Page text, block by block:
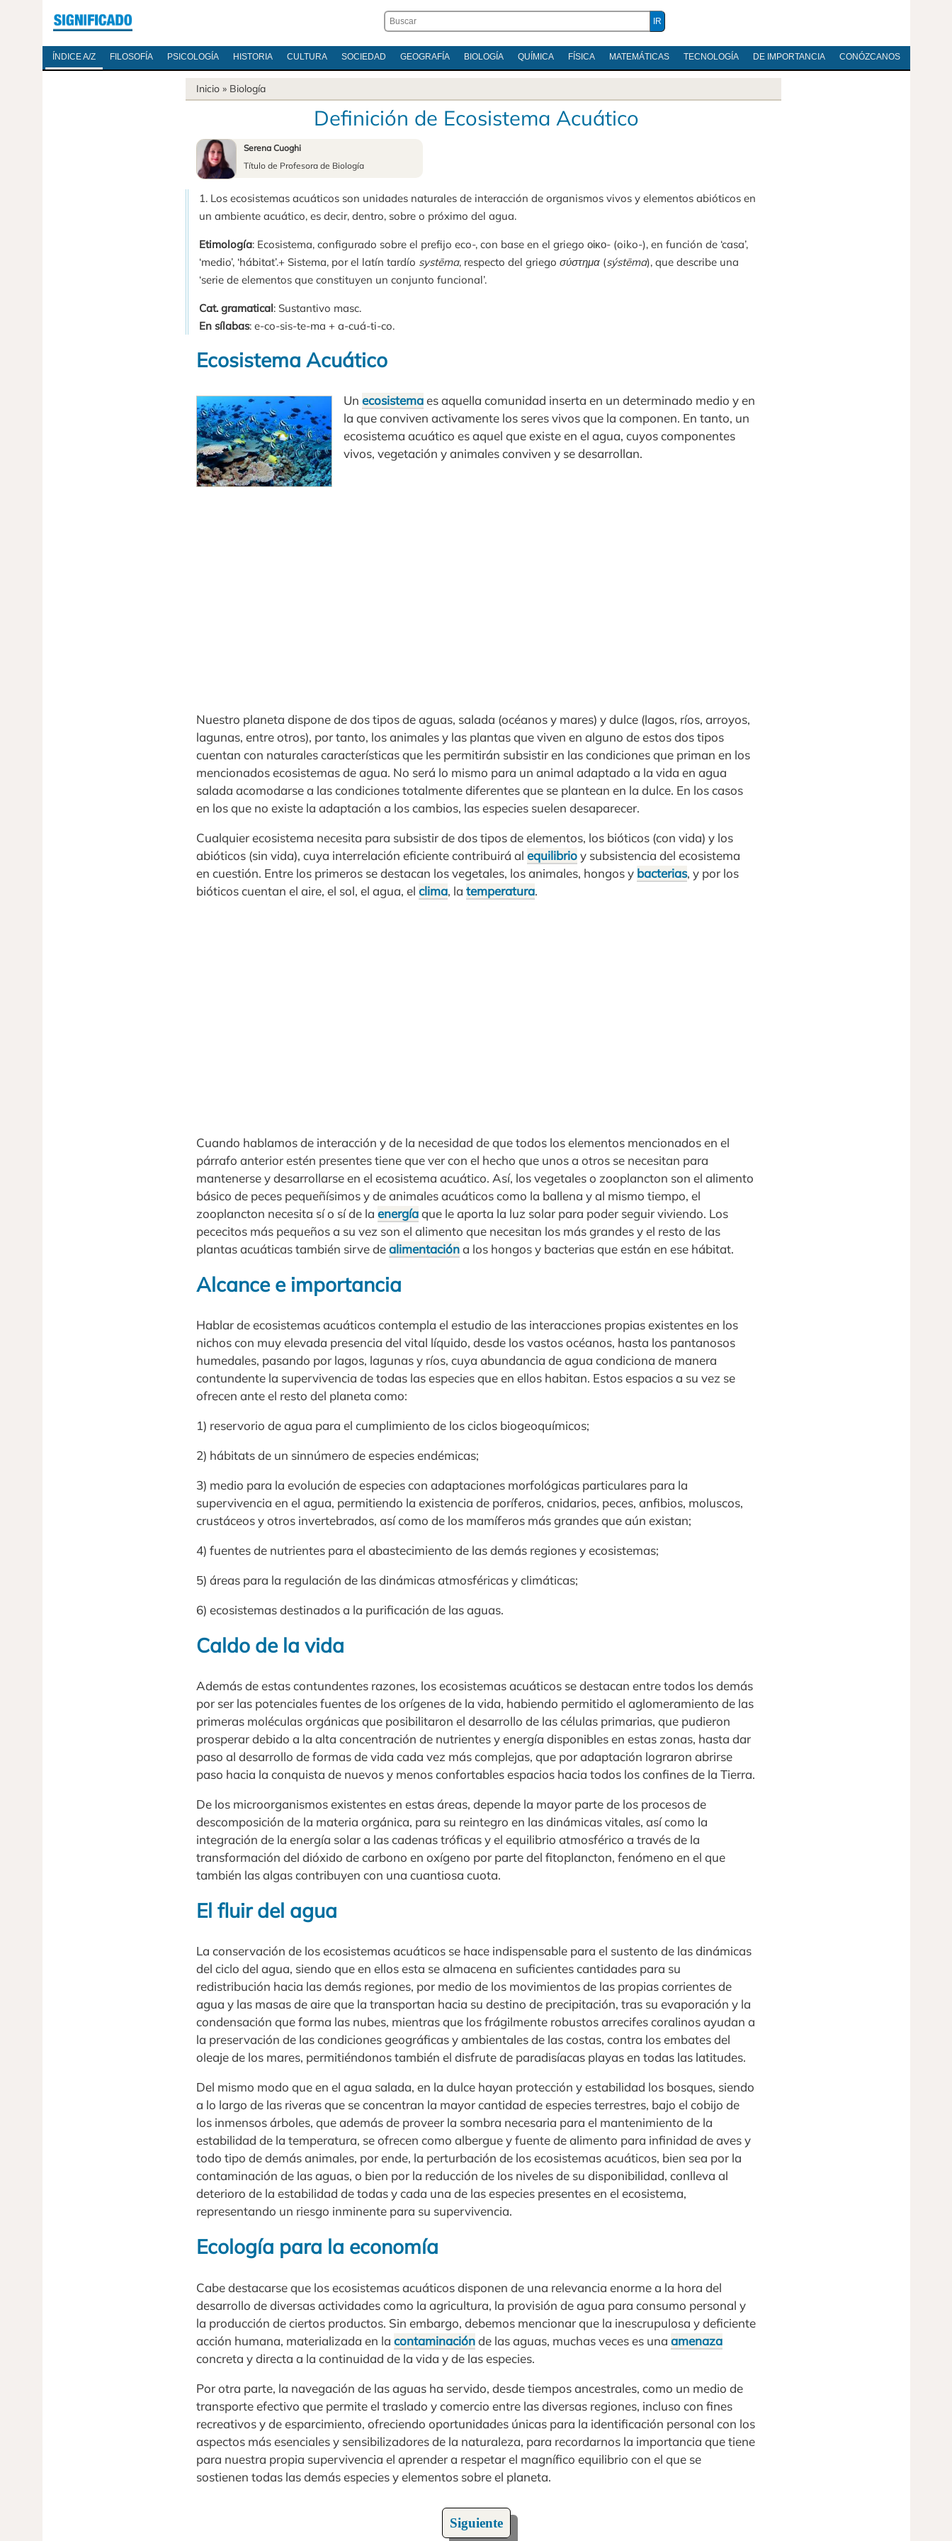
ÍNDICE A/Z FILOSOFÍA PSICOLOGÍA HISTORIA CULTURA SOCIEDAD GEOGRAFÍA BIOLOGÍA QUÍMICA FÍSICA MATEMÁTICAS TECNOLOGÍA DE IMPORTANCIA CONÓZCANOS
Inicio » Biología
Definición de Ecosistema Acuático
Serena Cuoghi
Título de Profesora de Biología
1. Los ecosistemas acuáticos son unidades naturales de interacción de organismos vivos y elementos abióticos en
un ambiente acuático, es decir, dentro, sobre o próximo del agua.
Etimología: Ecosistema, configurado sobre el prefijo eco-, con base en el griego οἰκο- (oiko-), en función de ‘casa’,
‘medio’, ‘hábitat’.+ Sistema, por el latín tardío systēma, respecto del griego σύστημα (sýstēma), que describe una
‘serie de elementos que constituyen un conjunto funcional’.
Cat. gramatical: Sustantivo masc.
En sílabas: e-co-sis-te-ma + a-cuá-ti-co.
Ecosistema Acuático
Un ecosistemaes aquella comunidad inserta en un determinado medio y en
la que conviven activamente los seres vivos que la componen. En tanto, un
ecosistema acuático es aquel que existe en el agua, cuyos componentes
vivos, vegetación y animales conviven y se desarrollan.
Nuestro planeta dispone de dos tipos de aguas, salada (océanos y mares) y dulce (lagos, ríos, arroyos,
lagunas, entre otros), por tanto, los animales y las plantas que viven en alguno de estos dos tipos
cuentan con naturales características que les permitirán subsistir en las condiciones que priman en los
mencionados ecosistemas de agua. No será lo mismo para un animal adaptado a la vida en agua
salada acomodarse a las condiciones totalmente diferentes que se plantean en la dulce. En los casos
en los que no existe la adaptación a los cambios, las especies suelen desaparecer.
Cualquier ecosistema necesita para subsistir de dos tipos de elementos, los bióticos (con vida) y los
abióticos (sin vida), cuya interrelación eficiente contribuirá al equilibrioy subsistencia del ecosistema
en cuestión. Entre los primeros se destacan los vegetales, los animales, hongos y bacterias, y por los
bióticos cuentan el aire, el sol, el agua, el clima, la temperatura.
Cuando hablamos de interacción y de la necesidad de que todos los elementos mencionados en el
párrafo anterior estén presentes tiene que ver con el hecho que unos a otros se necesitan para
mantenerse y desarrollarse en el ecosistema acuático. Así, los vegetales o zooplancton son el alimento
básico de peces pequeñísimos y de animales acuáticos como la ballena y al mismo tiempo, el
zooplancton necesita sí o sí de la energíaque le aporta la luz solar para poder seguir viviendo. Los
pececitos más pequeños a su vez son el alimento que necesitan los más grandes y el resto de las
plantas acuáticas también sirve dealimentacióna los hongos y bacterias que están en ese hábitat.
Alcance e importancia
Hablar de ecosistemas acuáticos contempla el estudio de las interacciones propias existentes en los
nichos con muy elevada presencia del vital líquido, desde los vastos océanos, hasta los pantanosos
humedales, pasando por lagos, lagunas y ríos, cuya abundancia de agua condiciona de manera
contundente la supervivencia de todas las especies que en ellos habitan. Estos espacios a su vez se
ofrecen ante el resto del planeta como:
1) reservorio de agua para el cumplimiento de los ciclos biogeoquímicos;
2) hábitats de un sinnúmero de especies endémicas;
3) medio para la evolución de especies con adaptaciones morfológicas particulares para la
supervivencia en el agua, permitiendo la existencia de poríferos, cnidarios, peces, anfibios, moluscos,
crustáceos y otros invertebrados, así como de los mamíferos más grandes que aún existan;
4) fuentes de nutrientes para el abastecimiento de las demás regiones y ecosistemas;
5) áreas para la regulación de las dinámicas atmosféricas y climáticas;
6) ecosistemas destinados a la purificación de las aguas.
Caldo de la vida
Además de estas contundentes razones, los ecosistemas acuáticos se destacan entre todos los demás
por ser las potenciales fuentes de los orígenes de la vida, habiendo permitido el aglomeramiento de las
primeras moléculas orgánicas que posibilitaron el desarrollo de las células primarias, que pudieron
prosperar debido a la alta concentración de nutrientes y energía disponibles en estas zonas, hasta dar
paso al desarrollo de formas de vida cada vez más complejas, que por adaptación lograron abrirse
paso hacia la conquista de nuevos y menos confortables espacios hacia todos los confines de la Tierra.
De los microorganismos existentes en estas áreas, depende la mayor parte de los procesos de
descomposición de la materia orgánica, para su reintegro en las dinámicas vitales, así como la
integración de la energía solar a las cadenas tróficas y el equilibrio atmosférico a través de la
transformación del dióxido de carbono en oxígeno por parte del fitoplancton, fenómeno en el que
también las algas contribuyen con una cuantiosa cuota.
El fluir del agua
La conservación de los ecosistemas acuáticos se hace indispensable para el sustento de las dinámicas
del ciclo del agua, siendo que en ellos esta se almacena en suficientes cantidades para su
redistribución hacia las demás regiones, por medio de los movimientos de las propias corrientes de
agua y las masas de aire que la transportan hacia su destino de precipitación, tras su evaporación y la
condensación que forma las nubes, mientras que los frágilmente robustos arrecifes coralinos ayudan a
la preservación de las condiciones geográficas y ambientales de las costas, contra los embates del
oleaje de los mares, permitiéndonos también el disfrute de paradisíacas playas en todas las latitudes.
Del mismo modo que en el agua salada, en la dulce hayan protección y estabilidad los bosques, siendo
a lo largo de las riveras que se concentran la mayor cantidad de especies terrestres, bajo el cobijo de
los inmensos árboles, que además de proveer la sombra necesaria para el mantenimiento de la
estabilidad de la temperatura, se ofrecen como albergue y fuente de alimento para infinidad de aves y
todo tipo de demás animales, por ende, la perturbación de los ecosistemas acuáticos, bien sea por la
contaminación de las aguas, o bien por la reducción de los niveles de su disponibilidad, conlleva al
deterioro de la estabilidad de todas y cada una de las especies presentes en el ecosistema,
representando un riesgo inminente para su supervivencia.
Ecología para la economía
Cabe destacarse que los ecosistemas acuáticos disponen de una relevancia enorme a la hora del
desarrollo de diversas actividades como la agricultura, la provisión de agua para consumo personal y
la producción de ciertos productos. Sin embargo, debemos mencionar que la inescrupulosa y deficiente
acción humana, materializada en la contaminaciónde las aguas, muchas veces es una amenaza
concreta y directa a la continuidad de la vida y de las especies.
Por otra parte, la navegación de las aguas ha servido, desde tiempos ancestrales, como un medio de
transporte efectivo que permite el traslado y comercio entre las diversas regiones, incluso con fines
recreativos y de esparcimiento, ofreciendo oportunidades únicas para la identificación personal con los
aspectos más esenciales y sensibilizadores de la naturaleza, para recordarnos la importancia que tiene
para nuestra propia supervivencia el aprender a respetar el magnífico equilibrio con el que se
sostienen todas las demás especies y elementos sobre el planeta.
Siguiente